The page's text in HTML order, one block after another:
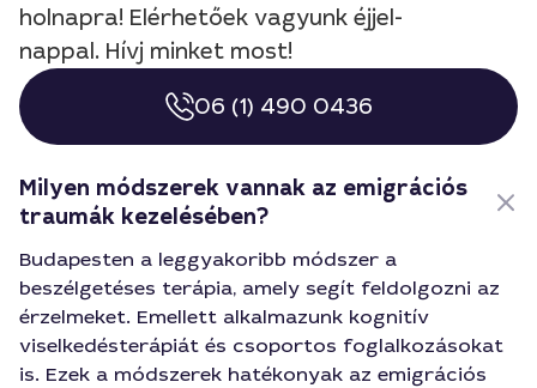
holnapra! Elérhetőek vagyunk éjjel-
nappal. Hívj minket most!
06 (1) 490 0436
Milyen módszerek vannak az emigrációs
traumák kezelésében?
Budapesten a leggyakoribb módszer a
beszélgetéses terápia, amely segít feldolgozni az
érzelmeket. Emellett alkalmazunk kognitív
viselkedésterápiát és csoportos foglalkozásokat
is. Ezek a módszerek hatékonyak az emigrációs